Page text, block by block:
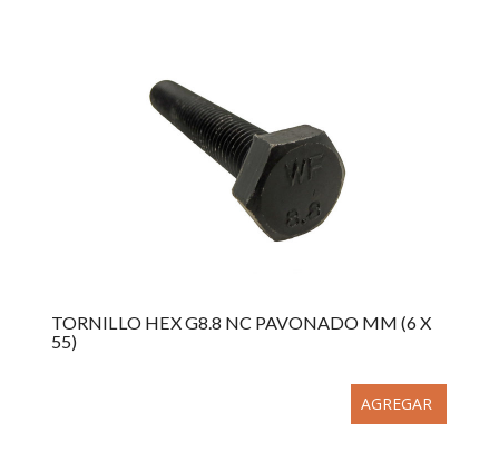
TORNILLO HEX G8.8 NC PAVONADO MM (6 X
55)
AGREGAR